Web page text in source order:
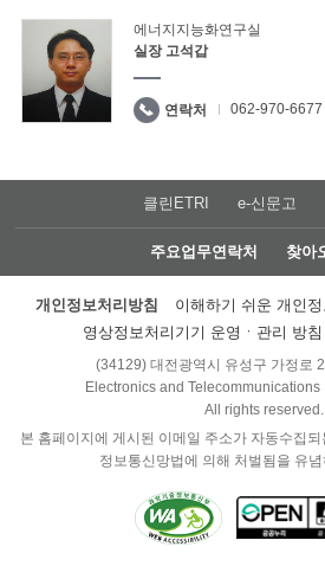
에너지지능화연구실
실장 고석갑
연락처 062-970-6677
클린ETRI e-신문고
주요업무연락처 찾아
개인정보처리방침 이해하기 쉬운 개인
영상정보처리기기 운영ㆍ관리 방침
(34129) 대전광역시 유성구 가정로
Electronics and
All rights reserved.
본 홈페이지에 게시된 이메일 주소가 자동수집되
정보통신망법에 의해 처벌됨을 유